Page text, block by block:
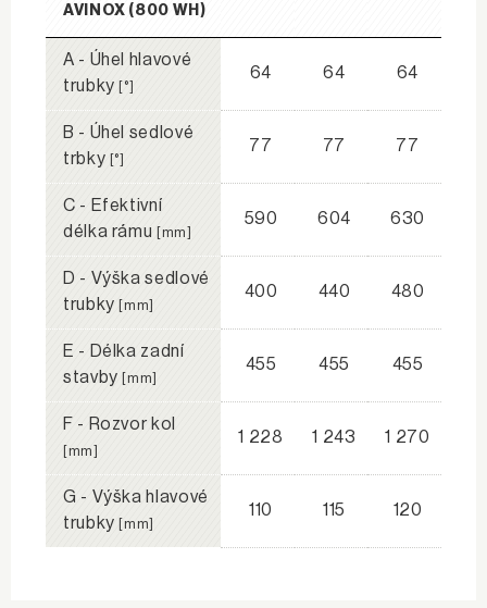
AVINOX (800 WH)
A - Úhel hlavové
trubky [°]
64 64 64
B - Úhel sedlové
trbky
[°]
77 77 77
C - Efektivní
délka rámu
[mm]
590 604 630
D - Výška sedlové
trubky [mm]
400 440 480
E - Délka zadní
stavby [mm]
455 455 455
F - Rozvor kol
[mm]
1 228 1 243 1 270
G - Výška hlavové
trubky [mm]
110 115 120